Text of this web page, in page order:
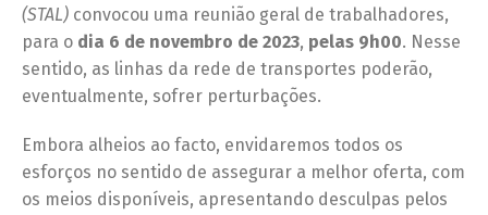
(STAL) convocou uma reunião geral de trabalhadores,
para o dia 6 de novembro de 2023, pelas 9h00. Nesse
sentido, as linhas da rede de transportes poderão,
eventualmente, sofrer perturbações.
Embora alheios ao facto, envidaremos todos os
esforços no sentido de assegurar a melhor oferta, com
os meios disponíveis, apresentando desculpas pelos